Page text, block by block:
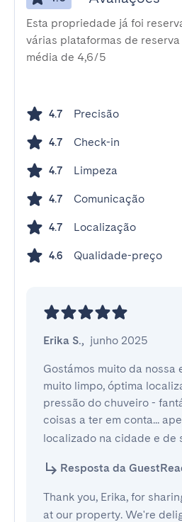
Esta propriedade já foi
várias plataformas de
média de 4,6/5
4.7 Precisão
4.7 Check-in
4.7 Limpeza
4.7 Comunicação
4.7 Localização
4.6 Qualidade-preço
Erika S., junho 2025
Gostámos muito da nossa
muito limpo, óptima
pressão do chuveiro -
coisas a ter em conta...
localizado na cidade e de
Resposta da
Thank you, Erika, for
at our property. We're